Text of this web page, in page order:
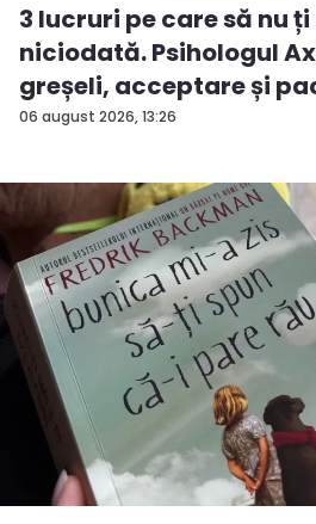
06 august 2026, 13:26
3 lucruri pe care să nu
niciodată. Psihologul
greșeli, acceptare și